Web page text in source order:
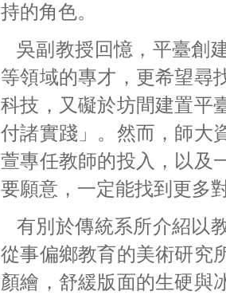
持的角色。
吳副教授回憶，平臺創
等領域的專才，更希望尋
科技，又礙於坊間建置平
付諸實踐」。然而，師大
萱專任教師的投入，以及
要願意，一定能找到更多
有別於傳統系所介紹以
從事偏鄉教育的美術研究
顏繪，舒緩版面的生硬與